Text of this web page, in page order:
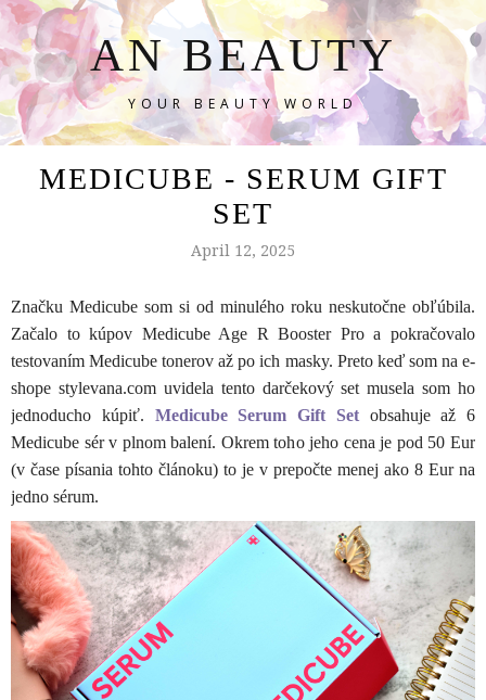
AN BEAUTY
YOUR BEAUTY WORLD
MEDICUBE - SERUM GIFT
SET
April 12, 2025
Značku Medicube som si od minulého roku neskutočne obľúbila.
Začalo to kúpov Medicube Age R Booster Pro a pokračovalo
testovaním Medicube tonerov až po ich masky. Preto keď som na e-
shope stylevana.com uvidela tento darčekový set musela som ho
jednoducho kúpiť. Medicube Serum Gift Setobsahuje až 6
Medicube sér v plnom balení. Okrem toho jeho cena je pod 50 Eur
(v čase písania tohto článoku) to je v prepočte menej ako 8 Eur na
jedno sérum.